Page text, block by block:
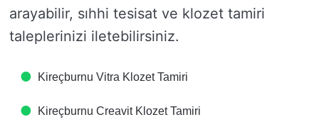
arayabilir, sıhhi tesisat ve klozet tamiri
taleplerinizi iletebilirsiniz.
Kireçburnu Vitra Klozet Tamiri
Kireçburnu Creavit Klozet Tamiri